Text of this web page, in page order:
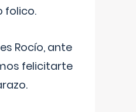
folico.
Rocío, ante
felicitarte